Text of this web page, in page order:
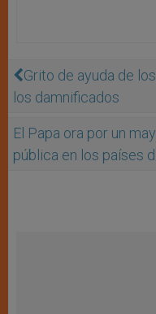
Grito de ayuda de
los damnificados
El Papa ora por un
pública en los países